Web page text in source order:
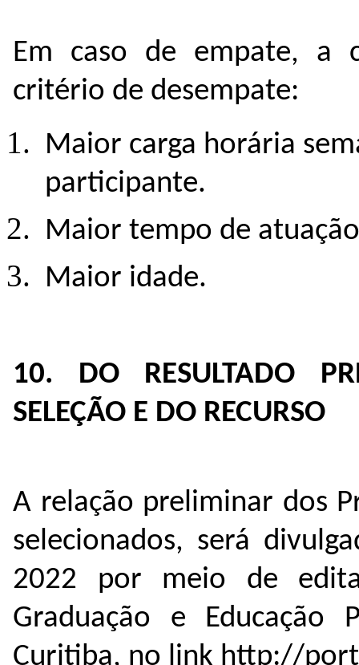
Em caso de empate, a
critério de desempate:
Maior carga horária
participante.
Maior tempo de
Maior idade.
10. DO RESULTADO
SELEÇÃO E DO RECURSO
A relação preliminar dos
selecionados, será
2022 por meio de
Graduação e Educação
Curitiba, no link http://